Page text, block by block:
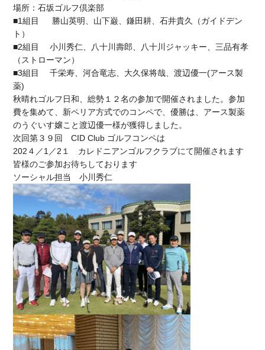
場所：石坂ゴルフ倶楽部
■1組目 勝山英明、山下巌、鎌田耕、石井貴久（ガイドデン
ト）
■2組目 小川秀仁、八十川壽郎、八十川ジャッキー、三品有孝
（ストローマン）
■3組目 千栄寿、河合竜志、大久保将哉、渡辺優一(アース製
薬)
秋晴れゴルフ日和、総勢１２名の参加で開催されました。参加
費を集めて、新ペリア方式でのコンペで、優勝は、アース製薬
のうぐいす嬢こと渡辺優一様が獲得しました。
次回第３９回 CID Club ゴルフコンペは
202４／1／2１ カレドニアンゴルフクラブにて開催されます
皆様のご参加お待ちしております
ソーシャル担当 小川秀仁